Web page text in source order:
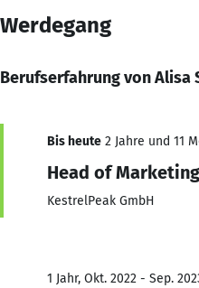
Werdegang
Berufserfahrung von Alisa
Bis heute 2 Jahre und 11
Head of
KestrelPeak GmbH
1 Jahr, Okt. 2022 - Sep.